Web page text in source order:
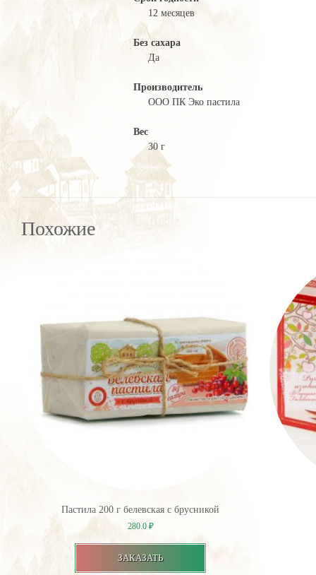
12 месяцев
Без сахара
Да
Производитель
ООО ПК Эко пастила
Вес
30 г
Похожие
Пастила 200 г белевская с брусникой
280.0 ₽
ЗАКАЗАТЬ